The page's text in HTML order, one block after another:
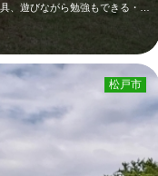
松戸市